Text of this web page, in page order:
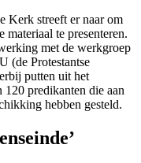
Kerk streeft er naar om
materiaal te presenteren.
met de werkgroep
(de Protestantse
putten uit het
120 predikanten die aan
hebben gesteld.